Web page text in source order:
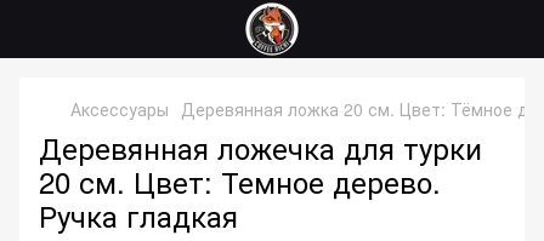
Аксессуары Деревянная ложка 20 см. Цвет: Тёмное
Деревянная ложечка для турки
20 см. Цвет: Темное дерево.
Ручка гладкая